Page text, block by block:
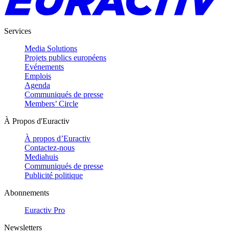
Services
Media Solutions
Projets publics européens
Evénements
Emplois
Agenda
Communiqués de presse
Members’ Circle
À Propos d'Euractiv
À propos d’Euractiv
Contactez-nous
Mediahuis
Communiqués de presse
Publicité politique
Abonnements
Euractiv Pro
Newsletters